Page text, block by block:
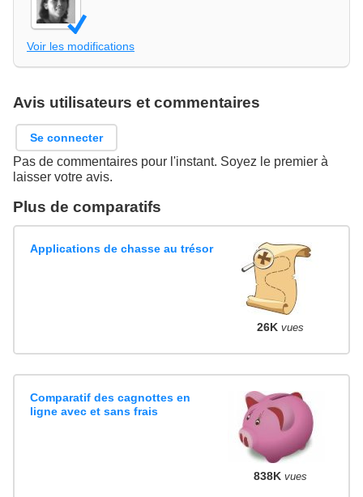
Voir les modifications
Avis utilisateurs et commentaires
Se connecter
Pas de commentaires pour l'instant. Soyez le premier à
laisser votre avis.
Plus de comparatifs
Applications de chasse au trésor
26K vues
Comparatif des cagnottes en
ligne avec et sans frais
838K vues